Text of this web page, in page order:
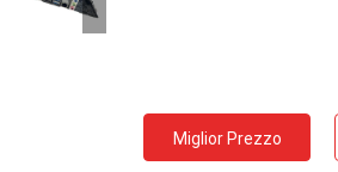
Miglior Prezzo